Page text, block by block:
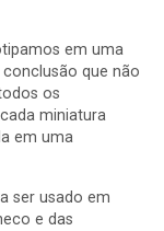
em uma
que não
os
miniatura
em uma
ser usado em
e das